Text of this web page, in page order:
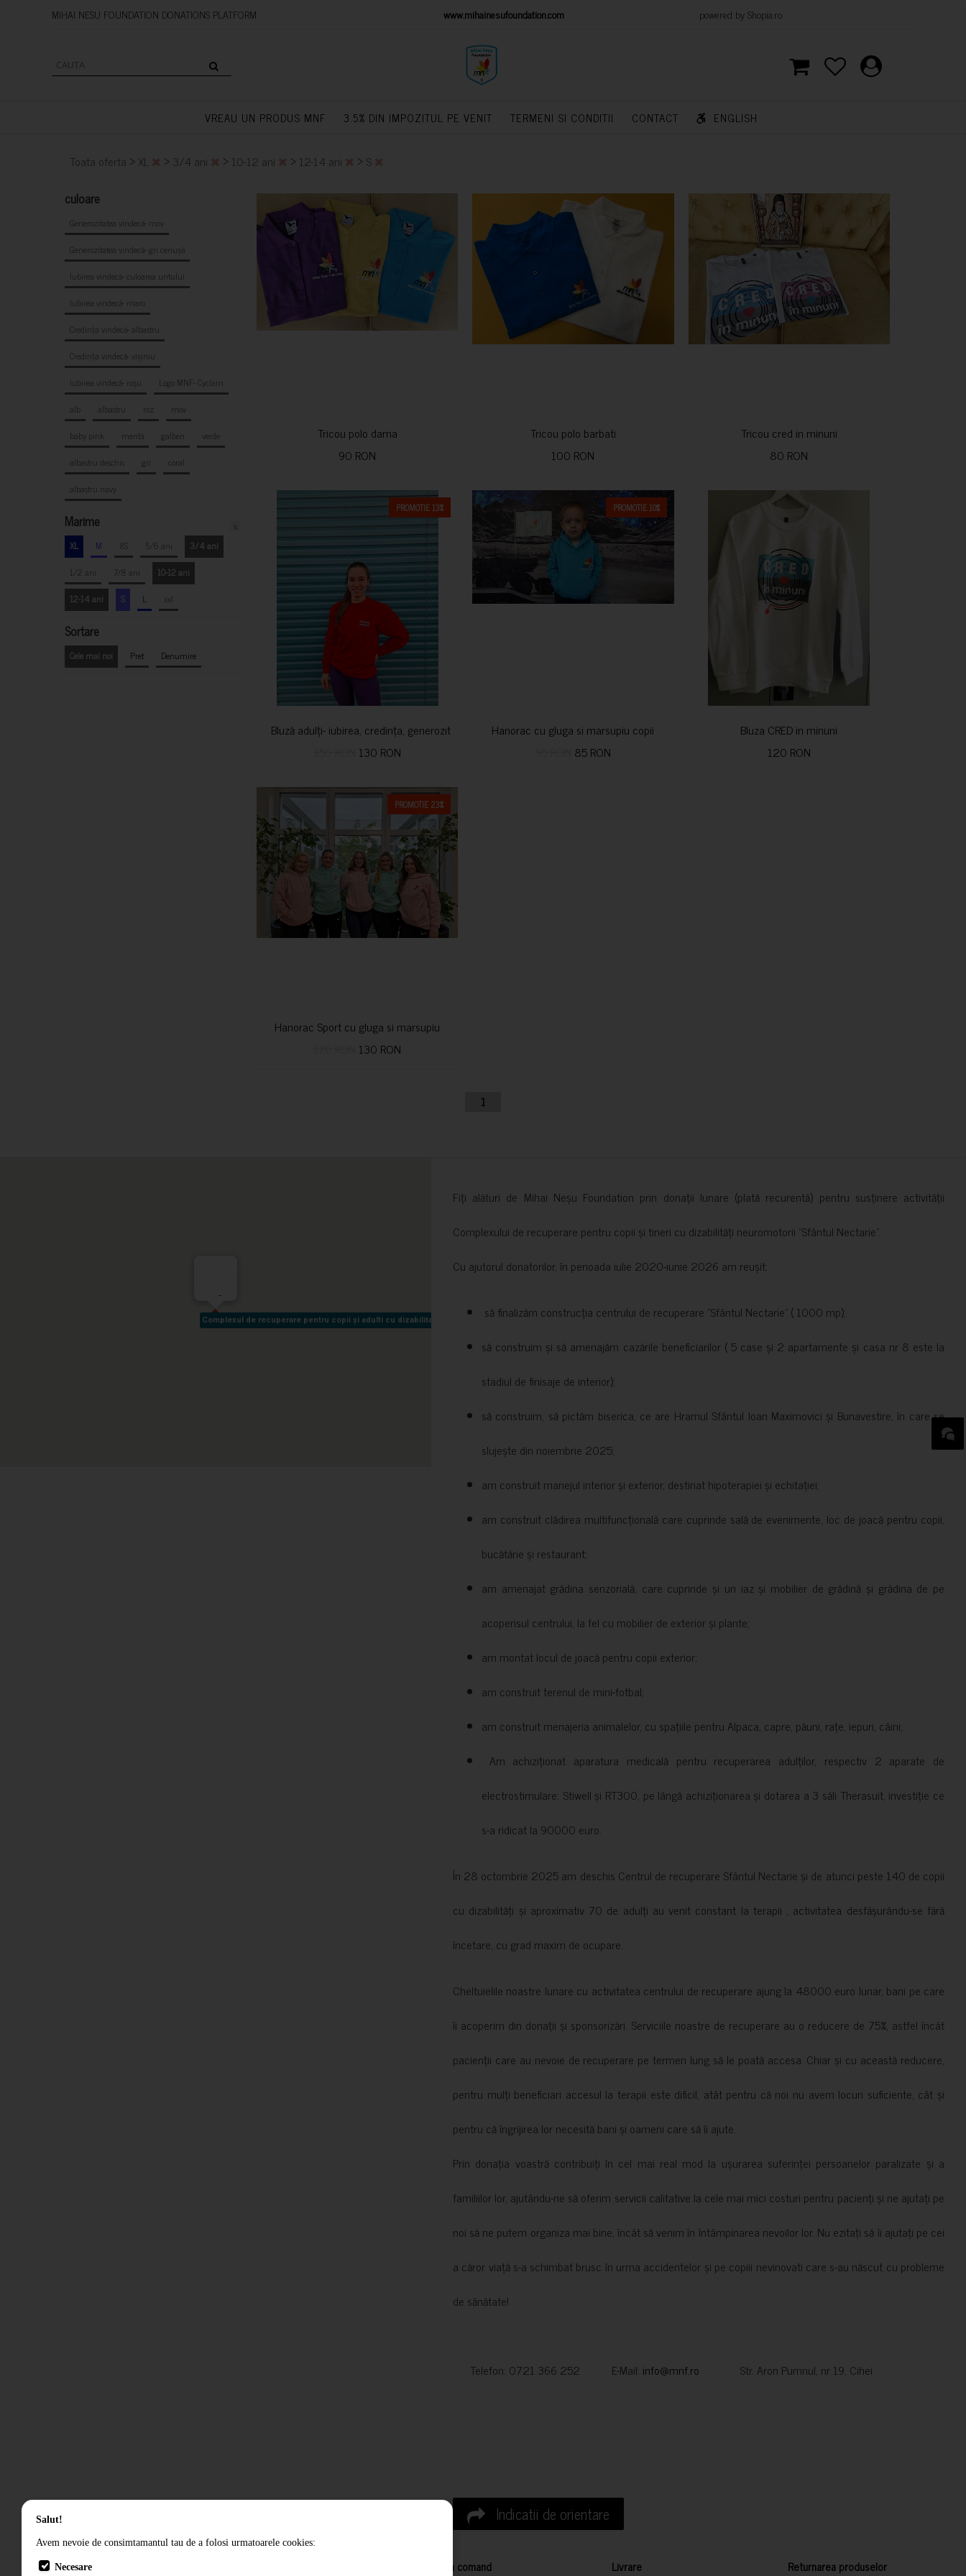
MIHAI NESU FOUNDATION DONATIONS PLATFORM www.mihainesufoundation.com powered by Shopia.ro
VREAU UN PRODUS MNF 3.5% DIN IMPOZITUL PE VENIT TERMENI SI CONDITII CONTACT ENGLISH
Toata oferta > XL > 3/4 ani > 10-12 ani > 12-14 ani > S
culoare
Generozitatea vindecă- mov
Generozitatea vindecă- gri cenușă
Iubirea vindecă- culoarea untului
Iubirea vindecă- maro
Credința vindecă- albastru
Credința vindecă- vișiniu
Iubirea vindecă- roșu
Logo MNF- Cyclam
alb
albastru roz
mov
baby pink
mentă galben
verde
albastru deschis
gri
coral
albastru navy
Marime
XL M XS 5/6 ani
3/4 ani
1/2 ani
7/8 ani
10-12 ani
12-14 ani
S L xxl
Sortare
Cele mai noi Pret Denumire
Tricou polo dama
90 RON
CUMPARA
Tricou polo barbati
100 RON
Tricou cred in minuni
80 RON
CUMPARA
PROMOTIE 13%
Bluză adulți- iubirea, credința, generozitatea vindecă
130 RON
CUMPARA
PROMOTIE 10%
Hanorac cu gluga si marsupiu copii
85 RON
Bluza CRED in minuni
120 RON
PROMOTIE 23%
Hanorac Sport cu gluga si marsupiu
130 RON
CUMPARA
1
Complexul de recuperare pentru copii și adulti cu dizabilitati neuromotorii Sfântul Nectarie
Complexul de recuperare pentru copii și adulti cu dizabilitati neuromotorii Sfântul Nectarie
-
Fiți alături de Mihai Neșu Foundation prin donații lunare (plată recurentă) pentru susținere activității
Complexului de recuperare pentru copii și tineri cu dizabilități neuromotorii ”Sfântul Nectarie”.
Cu ajutorul donatorilor, în perioada iulie 2020-iunie 2026 am reușit:
să finalizăm construcția centrului de recuperare ”Sfântul Nectarie” ( 1000 mp);
să construim și să amenajăm cazările beneficiarilor ( 5 case și 2 apartamente și casa nr 8 este la
stadiul de finisaje de interior);
să construim, să pictăm biserica, ce are Hramul Sfântul Ioan Maximovici și Bunavestire, în care se
slujește din noiembrie 2025;
am construit manejul interior și exterior, destinat hipoterapiei și echitației;
am construit clădirea multifuncțională care cuprinde sală de evenimente, loc de joacă pentru copii,
bucătărie și restaurant;
am amenajat grădina senzorială, care cuprinde și un iaz și mobilier de grădină și grădina de pe
acoperisul centrului, la fel cu mobilier de exterior și plante;
am montat locul de joacă pentru copii exterior;
am construit terenul de mini-fotbal;
am construit menajeria animalelor, cu spațiile pentru Alpaca, capre, păuni, rațe, iepuri, câini;
Am achiziționat aparatura medicală pentru recuperarea adulților, respectiv 2 aparate de
electrostimulare: Stiwell și RT300, pe lângă achiziționarea și dotarea a 3 săli Therasuit, investiție ce
s-a ridicat la 90000 euro.
În 28 octombrie 2025 am deschis Centrul de recuperare Sfântul Nectarie și de atunci peste 140 de copii
cu dizabilități și aproximativ 70 de adulți au venit constant la terapii , activitatea desfășurându-se fără
încetare, cu grad maxim de ocupare.
Cheltuielile noastre lunare cu activitatea centrului de recuperare ajung la 48000 euro lunar, bani pe care
îi acoperim din donații și sponsorizări. Serviciile noastre de recuperare au o reducere de 75%, astfel încât
pacienții care au nevoie de recuperare pe termen lung să le poată accesa. Chiar și cu această reducere,
pentru mulți beneficiari accesul la terapii este dificil, atât pentru că noi nu avem locuri suficiente, cât și
pentru că îngrijirea lor necesită bani și oameni care să îi ajute.
Prin donația voastră contribuiți în cel mai real mod la ușurarea suferinței persoanelor paralizate și a
familiilor lor, ajutându-ne să oferim servicii calitative la cele mai mici costuri pentru pacienți și ne ajutați pe
noi să ne putem organiza mai bine, încât să venim în întâmpinarea nevoilor lor. Nu ezitați să îi ajutați pe cei
a căror viață s-a schimbat brusc în urma accidentelor și pe copiii nevinovati care s-au născut cu probleme
de sănătate!
Telefon: 0721 366 252 E-Mail: info@mnf.ro Str. Aron Pumnul, nr 19, Cihei
Indicatii de orientare
Cum comand Livrare Returnarea produselor
Salut!
Avem nevoie de consimtamantul tau de a folosi urmatoarele cookies:
Necesare